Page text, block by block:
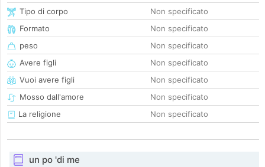
Tipo di corpo
Non specificato
Formato
Non specificato
peso
Non specificato
Avere figli
Non specificato
Vuoi avere figli
Non specificato
Mosso dall'amore
Non specificato
La religione
Non specificato
un po 'di me